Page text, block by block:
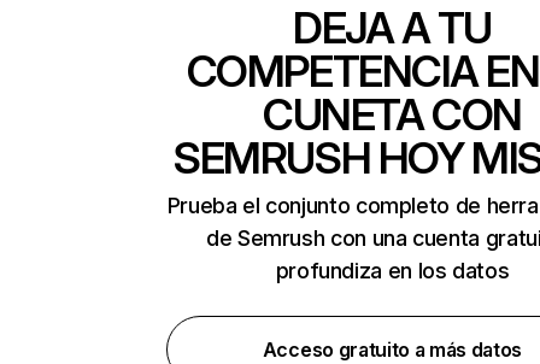
DEJA A TU
COMPETENCIA
CUNETA CON
SEMRUSH HOY
Prueba el conjunto completo de
de Semrush con una cuenta
profundiza en los datos
Acceso gratuito a más datos